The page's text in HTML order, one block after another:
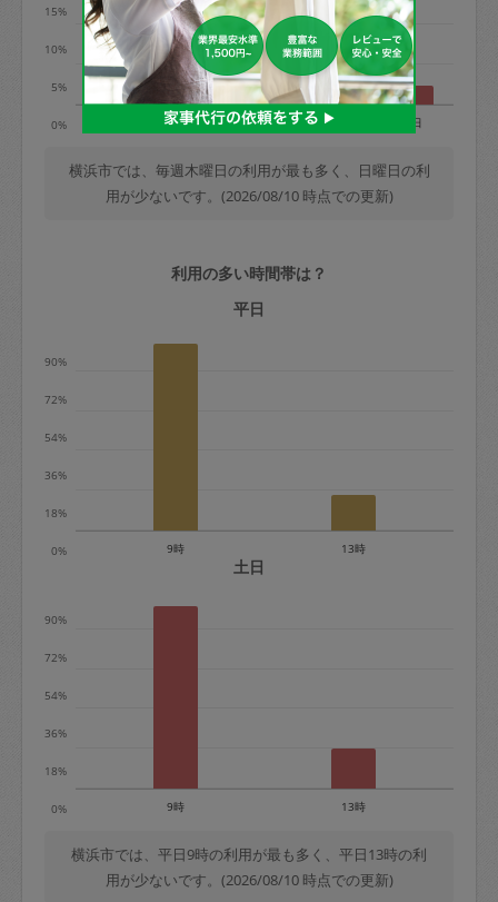
金曜日9時～土曜日8時まで＝依頼金額の
100%
土曜日8時〜実施時間＝依頼金額の100%
＋交通費全額
依頼者不在による当日キャンセル＝依頼
金額の100%＋交通費全額
定期契約をキャンセルする場合、毎週定
期は月2回まで隔週定期は月1回までキャ
※キャンセル料金の設定について：
0%
5%
10%
15%
火 水 木 金 日
横浜市では、毎週木曜日の利用が最も多く、日曜日の利
用が少ないです。(2026/08/10 時点での更新)
利用の多い時間帯は？
平日
0%
18%
36%
54%
72%
90%
9時 13時
土日
0%
18%
36%
54%
72%
90%
9時 13時
横浜市では、平日9時の利用が最も多く、平日13時の利
用が少ないです。(2026/08/10 時点での更新)